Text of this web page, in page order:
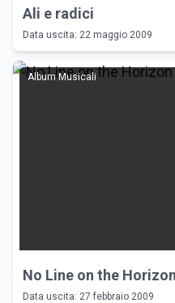
Ali e radici
Data uscita: 22 maggio 2009
Album Musicali
No Line on the Horizon
Data uscita: 27 febbraio 2009